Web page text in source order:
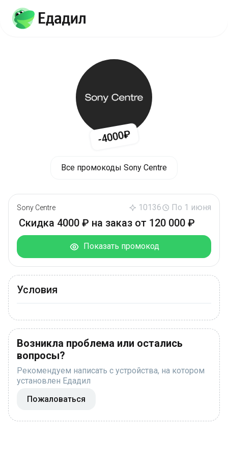
-4000₽
Все промокоды Sony Centre
Sony Centre 10136 По 1 июня
Скидка 4000 ₽ на заказ от 120 000 ₽
Показать промокод
Условия
Возникла проблема или остались
вопросы?
Рекомендуем написать с устройства, на котором
установлен Едадил
Пожаловаться